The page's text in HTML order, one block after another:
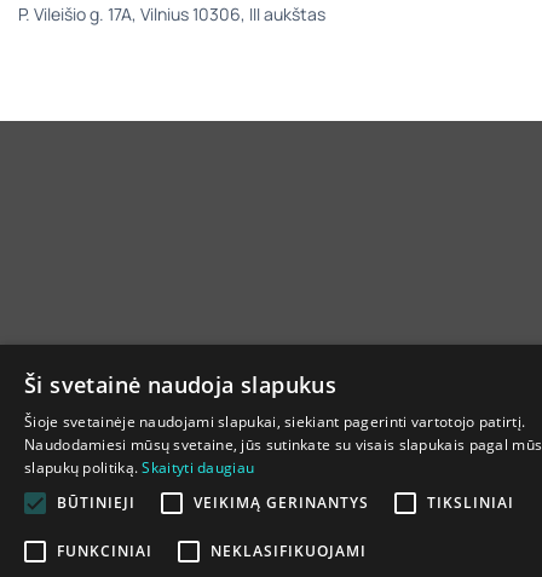
P. Vileišio g. 17A, Vilnius 10306, III aukštas
Ši svetainė naudoja slapukus
Šioje svetainėje naudojami slapukai, siekiant pagerinti vartotojo patirtį.
Naudodamiesi mūsų svetaine, jūs sutinkate su visais slapukais pagal
slapukų politiką.Skaityti daugiau
BŪTINIEJI
VEIKIMĄ GERINANTYS TIKSLINIAI
FUNKCINIAI NEKLASIFIKUOJAMI